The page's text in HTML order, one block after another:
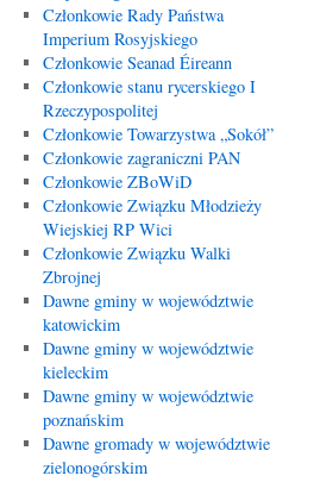
Członkowie Rady Państwa
Imperium Rosyjskiego
Członkowie Seanad Éireann
Członkowie stanu rycerskiego I
Rzeczypospolitej
Członkowie Towarzystwa „Sokół”
Członkowie zagraniczni PAN
Członkowie ZBoWiD
Członkowie Związku Młodzieży
Wiejskiej RP Wici
Członkowie Związku Walki
Zbrojnej
Dawne gminy w województwie
katowickim
Dawne gminy w województwie
kieleckim
Dawne gminy w województwie
poznańskim
Dawne gromady w województwie
zielonogórskim